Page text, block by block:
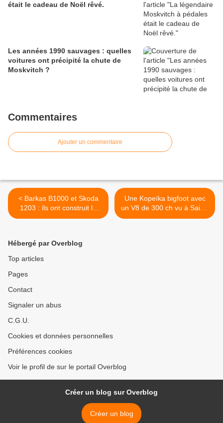
était le cadeau de Noël rêvé.
Les années 1990 sauvages : quelles
voitures ont précipité la chute de
Moskvitch ?
Commentaires
Ajouter un commentaire
< Barkas B1000 et Skoda
1203 : ils ont construit le
communisme et le
Une Kopeïka bigfoot avec
un V8 de 300 ch vu à Saint-
Pétersbourg. >
Hébergé par Overblog
Top articles
Pages
Contact
Signaler un abus
C.G.U.
Cookies et données personnelles
Préférences cookies
Voir le profil de sur le portail Overblog
Créer un blog sur Overblog
Créer un blog